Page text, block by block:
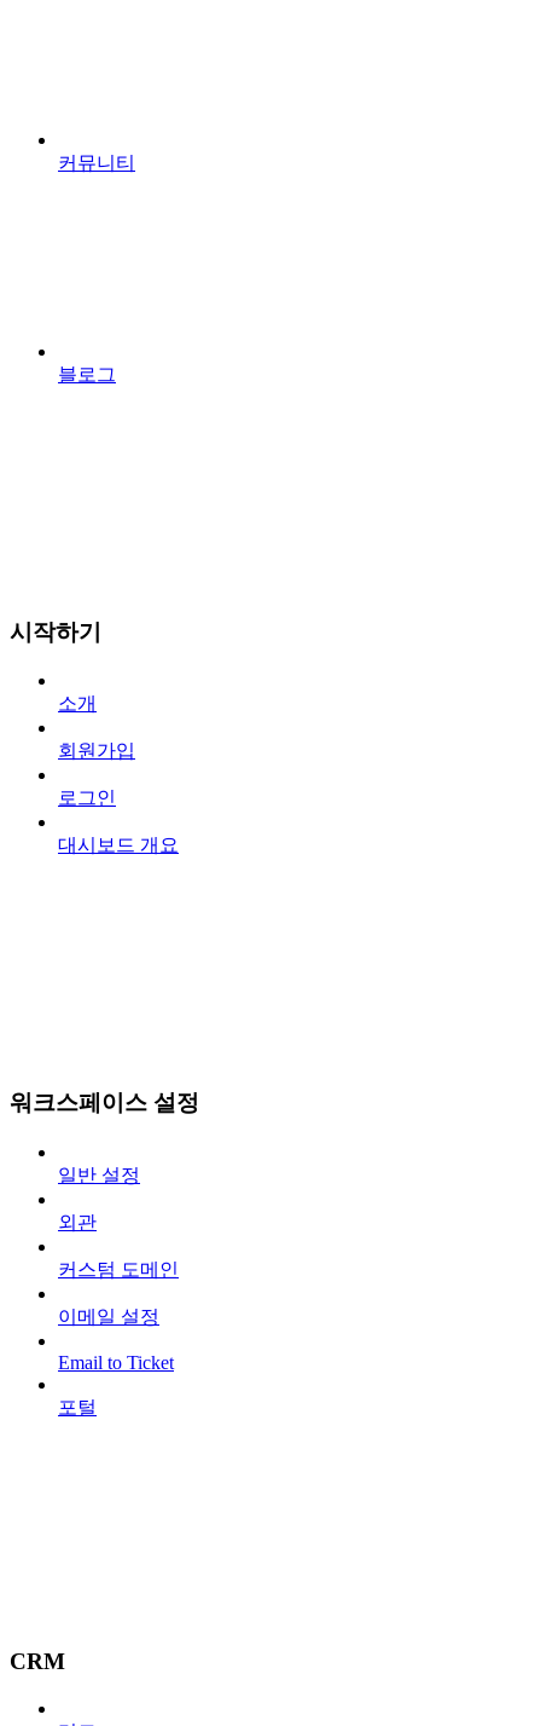
커뮤니티
블로그
시작하기
소개
회원가입
로그인
대시보드 개요
워크스페이스 설정
일반 설정
외관
커스텀 도메인
이메일 설정
Email to Ticket
포털
CRM